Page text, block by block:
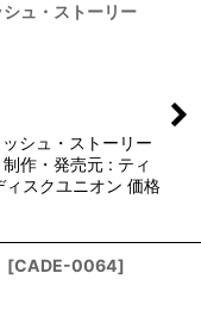
ュ・ストーリー
シュ・ストーリー
作・発売元 : ティ
スクユニオン 価格
[CADE-0064]